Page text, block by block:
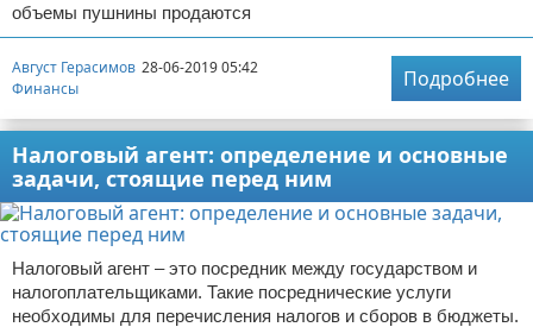
объемы пушнины продаются
Август Герасимов 28-06-2019 05:42
Финансы
Подробнее
Налоговый агент: определение и основные
задачи, стоящие перед ним
Налоговый агент – это посредник между государством и
налогоплательщиками. Такие посреднические услуги
необходимы для перечисления налогов и сборов в бюджеты.